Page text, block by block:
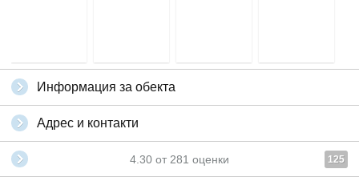
Информация за обекта
Адрес и контакти
4.30 от 281 оценки 125